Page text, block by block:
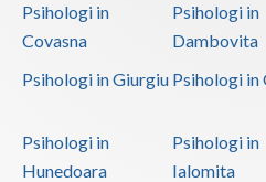
Programare neurolingvistica (2)
Psihodermatologie (1)
Psihodiagnostic si evaluare
Psihooncologie (1)
Psihologi in
Covasna
Psihologi in
Dambovita
Psihologi in Giurgiu Psihologi in
Psihologi in
Hunedoara
Psihologi in
Ialomita